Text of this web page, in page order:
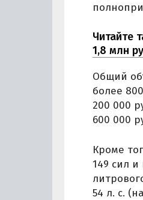
Читайте
1,8 млн
Общий
более
200 000
600 000
Кроме
149 сил и
54 л. с.